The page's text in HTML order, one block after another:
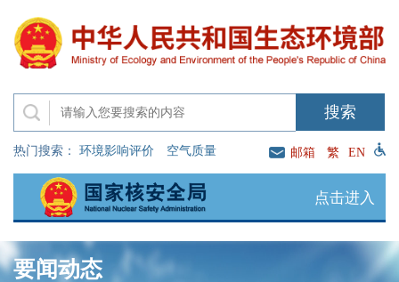
热门搜索： 环境影响评价 空气质量 邮箱 繁 EN
点击进入
要闻动态